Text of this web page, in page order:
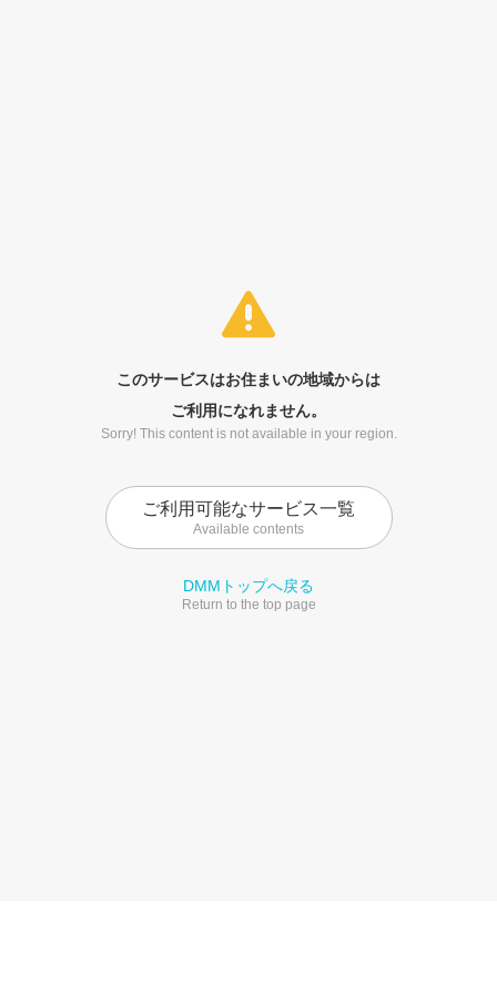
このサービスはお住まいの地域からは
ご利用になれません。
Sorry! This content is not available in your region.
ご利用可能なサービス一覧
Available contents
DMMトップへ戻る
Return to the top page